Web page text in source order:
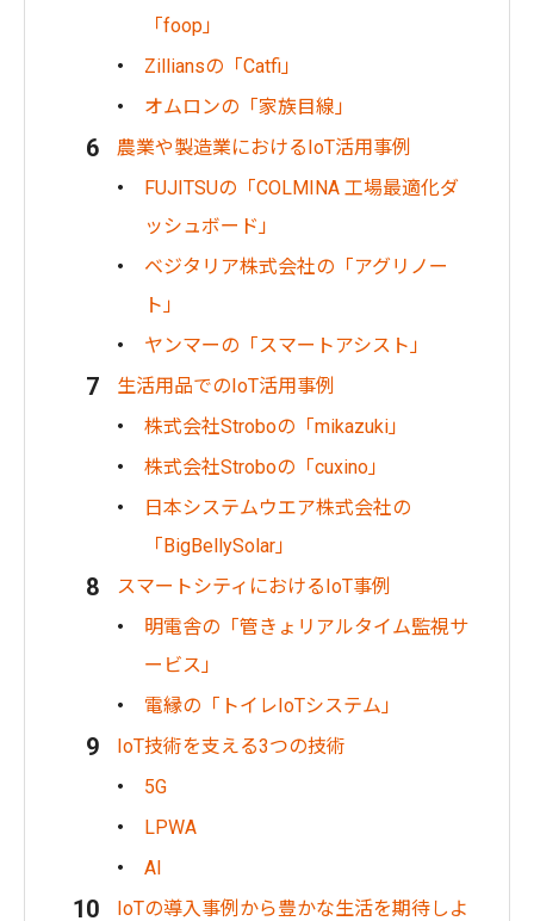
「foop」
Zilliansの「Catfi」
オムロンの「家族目線」
農業や製造業におけるIoT活用事例
FUJITSUの「COLMINA 工場最適化ダ
ッシュボード」
ベジタリア株式会社の「アグリノー
ト」
ヤンマーの「スマートアシスト」
生活用品でのIoT活用事例
株式会社Stroboの「mikazuki」
株式会社Stroboの「cuxino」
日本システムウエア株式会社の
「BigBellySolar」
スマートシティにおけるIoT事例
明電舎の「管きょリアルタイム監視サ
ービス」
電縁の「トイレIoTシステム」
IoT技術を支える3つの技術
5G
LPWA
AI
IoTの導入事例から豊かな生活を期待しよ